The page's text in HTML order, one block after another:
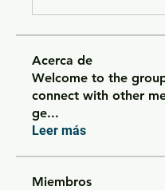
Acerca de
Welcome to the
connect with other
ge...
Leer más
Miembros